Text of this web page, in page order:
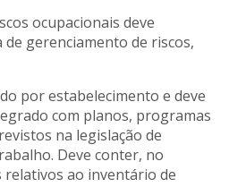
ocupacionais deve
gerenciamento de riscos,
por estabelecimento e deve
com planos, programas
na legislação de
Deve conter, no
ao inventário de